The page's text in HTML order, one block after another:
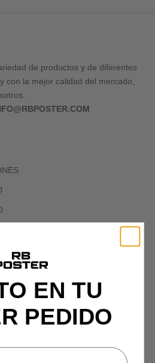
de productos y de diferentes
con la mejor calidad del mercado,
EVENTOS Y MÁS.
EN TU
PEDIDO